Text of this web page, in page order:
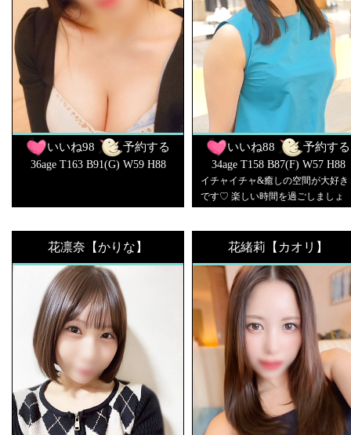
いいね98 予約する
36age T163 B91(G) W59 H88
いいね88 予約する
34age T158 B87(F) W57 H88
イチャイチャ&癒しの空間が大好き
です♡ 楽しい時間を過ごしましょ
花凛奈【かりな】 花緒莉【カオリ】